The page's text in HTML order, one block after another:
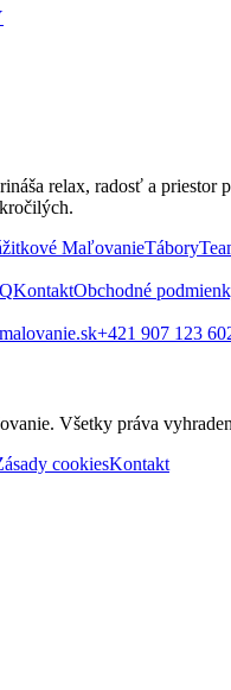
relax, radosť a priestor
MaľovanieTábory
KontaktObchodné
+421 907 123
Všetky práva
cookiesKontakt